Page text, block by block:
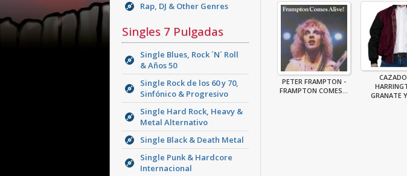
Rap, DJ & Other Genres
Singles 7 Pulgadas
Single Blues, Rock ´N´ Roll
& Años 50
Single Rock de los 60 y 70,
Sinfónico & Progresivo
Single Hard Rock, Heavy &
Metal Alternativo
Single Black & Death Metal
Single Punk & Hardcore
Internacional
PETER FRAMPTON -
FRAMPTON COMES...
GRANATE